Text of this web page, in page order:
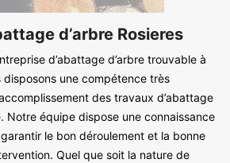
d’arbre Rosieres
d’abattage d’arbre trouvable à
disposons une compétence très
des travaux d’abattage
Notre équipe dispose une connaissance
le bon déroulement et la bonne
Quel que soit la nature de